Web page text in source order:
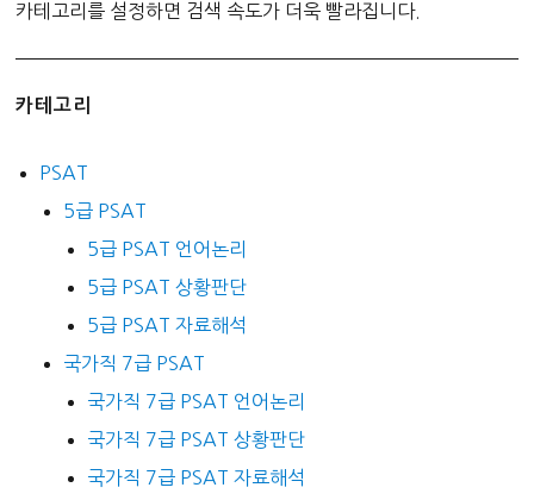
카테고리를 설정하면 검색 속도가 더욱 빨라집니다.
카테고리
PSAT
5급 PSAT
5급 PSAT 언어논리
5급 PSAT 상황판단
5급 PSAT 자료해석
국가직 7급 PSAT
국가직 7급 PSAT 언어논리
국가직 7급 PSAT 상황판단
국가직 7급 PSAT 자료해석